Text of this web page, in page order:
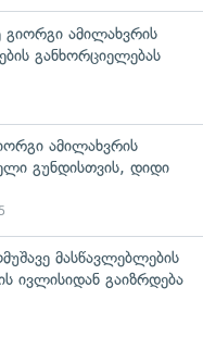
ამილახვრის
განხორციელებას
ამილახვრის
გუნდისთვის, დიდი
მასწავლებლების
ივლისიდან გაიზრდება